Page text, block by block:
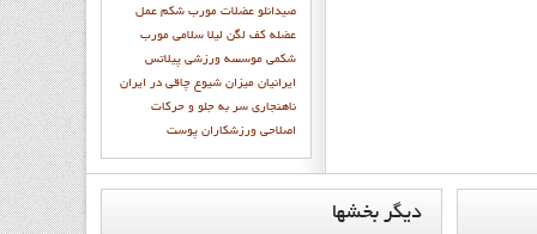
صیدانلو عضلات مورب شکم عمل
عضله كف لگن ليلا سلامي مورب
شکمی موسسه ورزشی پیلاتس
ایرانیان میزان شیوع چاقی در ایران
ناهنجاری سر به جلو و حرکات
اصلاحی ورزشكاران پوست
ديگر بخشها